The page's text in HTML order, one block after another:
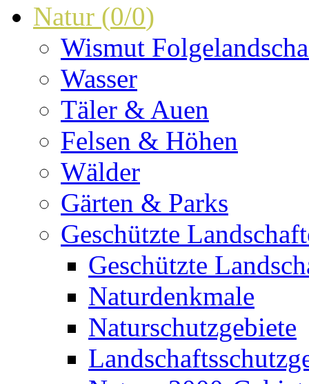
Natur (0/0)
Wismut
Wasser
Täler & Auen
Felsen & Höhen
Wälder
Gärten & Parks
Geschützte
Geschützte
Naturdenkmale
Naturschutzgebiete